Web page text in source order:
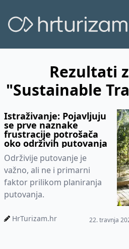
Rezultati
"Sustainable
Istraživanje: Pojavljuju
se prve naznake
frustracije potrošača
oko održivih putovanja
Održivije putovanje je
važno, ali ne i primarni
faktor prilikom planiranja
putovanja.
HrTurizam.hr 22. travnja